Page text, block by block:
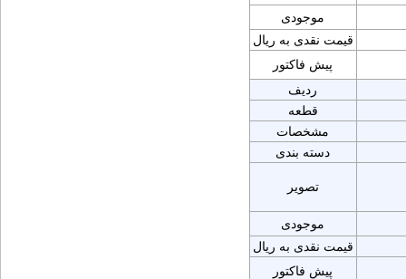
موجودی
قیمت نقدی به ریال
پیش فاکتور
ردیف
قطعه
مشخصات
دسته بندی
تصویر
موجودی
قیمت نقدی به ریال
پیش فاکتور